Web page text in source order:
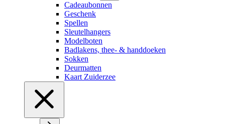
Cadeaubonnen
Geschenk
Spellen
Sleutelhangers
Modelboten
Badlakens, thee- & handdoeken
Sokken
Deurmatten
Kaart Zuiderzee